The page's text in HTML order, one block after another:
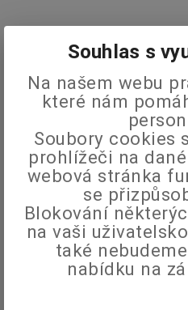
Souhlas s
Na našem webu
které nám
Soubory cookies
prohlížeči na
webová stránka
se
Blokování
na vaši
také
nabídku na